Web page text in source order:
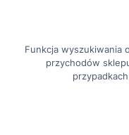
Funkcja wyszukiwania
przychodów